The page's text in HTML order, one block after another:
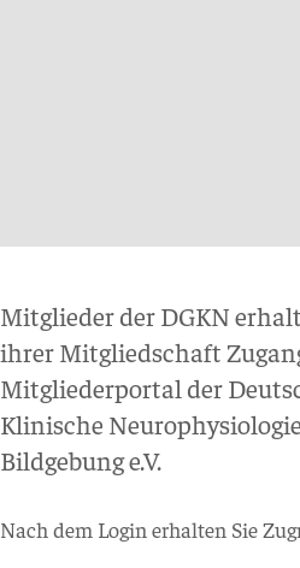
Mitglieder der DGKN
ihrer Mitgliedschaft
Mitgliederportal der
Klinische
Bildgebung e.V.
Nach dem Login erhalten Sie